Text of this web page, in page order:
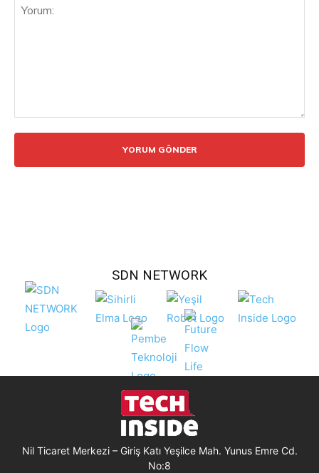
SDN NETWORK
Nil Ticaret Merkezi – Giriş Katı Yeşilce Mah. Yunus Emre Cd.
No:8